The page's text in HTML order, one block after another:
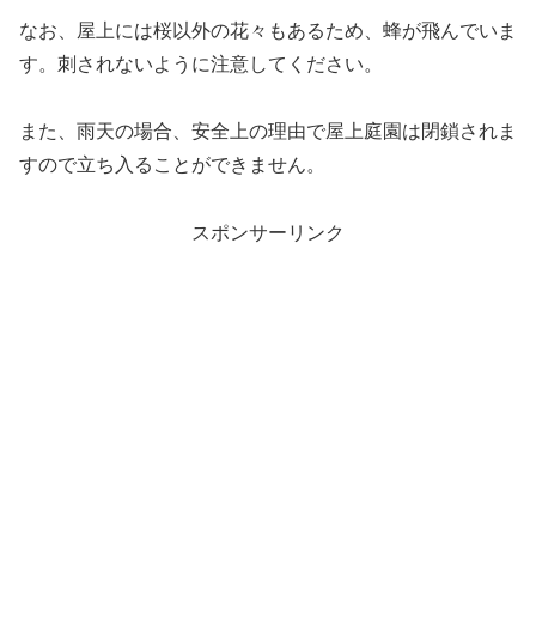
なお、屋上には桜以外の花々もあるため、蜂が飛んでいま
す。刺されないように注意してください。
また、雨天の場合、安全上の理由で屋上庭園は閉鎖されま
すので立ち入ることができません。
スポンサーリンク